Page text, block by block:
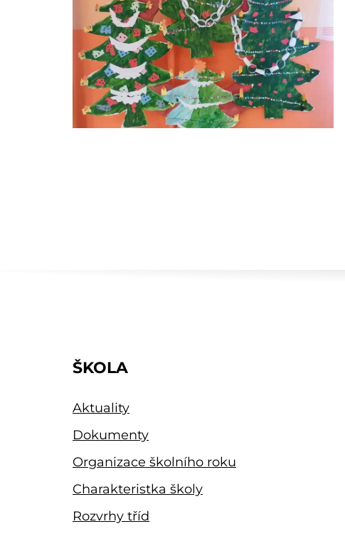
ŠKOLA
Aktuality
Dokumenty
Organizace školního roku
Charakteristka školy
Rozvrhy tříd